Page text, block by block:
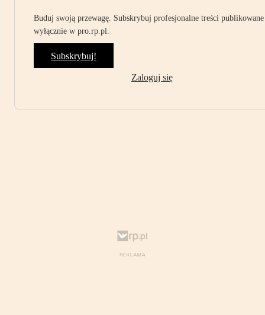
Buduj swoją przewagę. Subskrybuj profesjonalne treści publikowane
wyłącznie w pro.rp.pl.
Subskrybuj!
Zaloguj się